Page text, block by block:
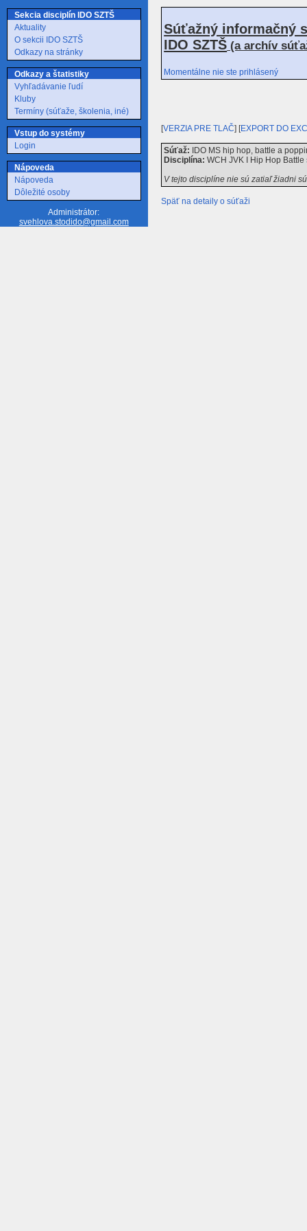
Sekcia disciplín IDO SZTŠ
Aktuality
O sekcii IDO SZTŠ
Odkazy na stránky
Odkazy a štatistiky
Vyhľadávanie ľudí
Kluby
Termíny (súťaže, školenia, iné)
Vstup do systémy
Login
Nápoveda
Nápoveda
Dôležité osoby
Administrátor:
svehlova.stodido@gmail.com
Súťažný informačný
IDO SZTŠ (a archív
Momentálne nie ste prihlásený
[VERZIA PRE TLAČ] [EXPORT DO
Súťaž: IDO MS hip hop, battle a
Disciplína: WCH JVK I Hip Hop Battle
V tejto disciplíne nie sú zatiaľ žiadni
Späť na detaily o súťaži